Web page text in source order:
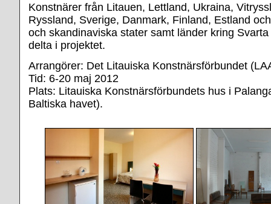
Konstnärer från Litauen, Lettland, Ukraina,
Ryssland, Sverige, Danmark, Finland, Estland
och skandinaviska stater samt länder kring
delta i projektet.
Arrangörer: Det Litauiska Konstnärsförbundet
Tid: 6-20 maj 2012
Plats: Litauiska Konstnärsförbundets hus i
Baltiska havet).